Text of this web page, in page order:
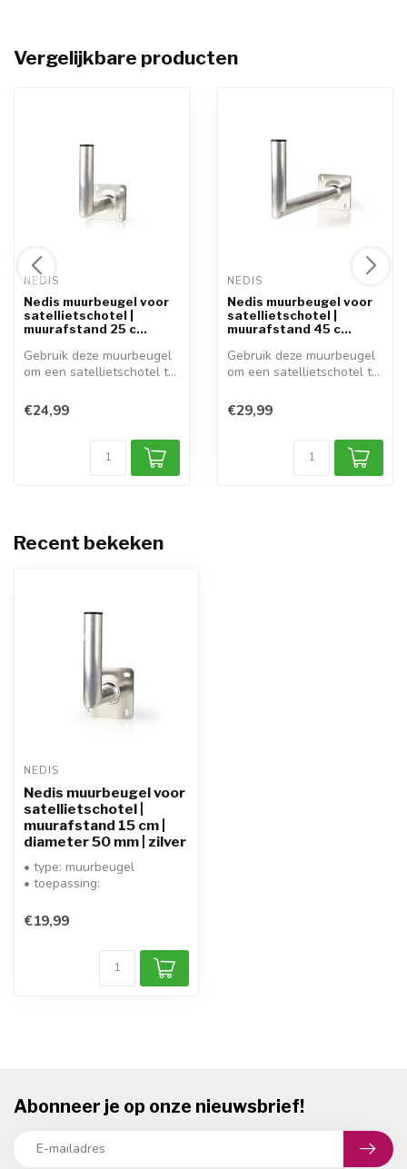
Vergelijkbare producten
NEDIS
Nedis muurbeugel voor
satellietschotel |
muurafstand 25 c...
Gebruik deze muurbeugel
om een satellietschotel te
€24,99
NEDIS
Nedis muurbeugel voor
satellietschotel |
muurafstand 45 c...
Gebruik deze muurbeugel
om een satellietschotel te
€29,99
Recent bekeken
NEDIS
Nedis muurbeugel voor
satellietschotel |
muurafstand 15 cm |
diameter 50 mm | zilver
• type: muurbeugel
• toepassing:
• max. schotelgroot...
€19,99
Abonneer je op onze nieuwsbrief!